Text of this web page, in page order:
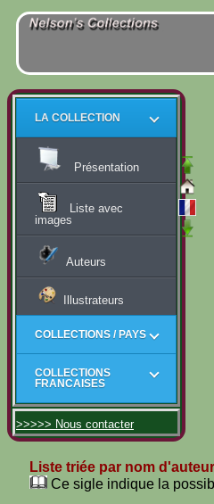
LA COLLECTION
Présentation
Liste avec
images
Auteurs
Illustrateurs
COLLECTIONS / PAYS
COLLECTIONS
FRANCAISES
>>>>> Nous contacter
Liste triée par nom d'auteur
Ce sigle indique la